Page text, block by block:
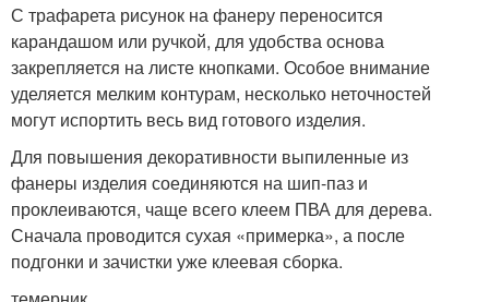
С трафарета рисунок на фанеру переносится
карандашом или ручкой, для удобства основа
закрепляется на листе кнопками. Особое внимание
уделяется мелким контурам, несколько неточностей
могут испортить весь вид готового изделия.
Для повышения декоративности выпиленные из
фанеры изделия соединяются на шип-паз и
проклеиваются, чаще всего клеем ПВА для дерева.
Сначала проводится сухая «примерка», а после
подгонки и зачистки уже клеевая сборка.